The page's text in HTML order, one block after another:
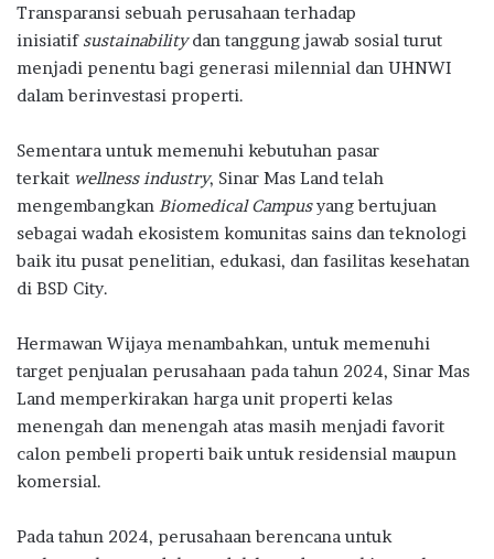
Transparansi sebuah perusahaan terhadap
inisiatif sustainabilitydan tanggung jawab sosial turut
menjadi penentu bagi generasi milennial dan UHNWI
dalam berinvestasi properti.
Sementara untuk memenuhi kebutuhan pasar
terkait wellness industry, Sinar Mas Land telah
mengembangkan Biomedical Campusyang bertujuan
sebagai wadah ekosistem komunitas sains dan teknologi
baik itu pusat penelitian, edukasi, dan fasilitas kesehatan
di BSD City.
Hermawan Wijaya menambahkan, untuk memenuhi
target penjualan perusahaan pada tahun 2024, Sinar Mas
Land memperkirakan harga unit properti kelas
menengah dan menengah atas masih menjadi favorit
calon pembeli properti baik untuk residensial maupun
komersial.
Pada tahun 2024, perusahaan berencana untuk